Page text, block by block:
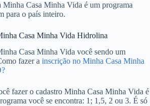
Minha Casa Minha Vida é um programa
para o país inteiro.
Casa Minha Vida Hidrolina
Casa Minha Vida você sendo um
fazer a inscrição no Minha Casa Minha
fazer o cadastro Minha Casa Minha Vida é
você se encontra: 1; 1,5, 2 ou 3. É só